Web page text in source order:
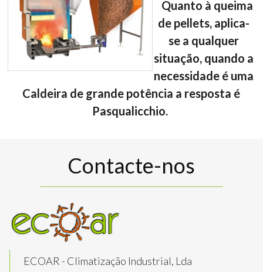
Quanto à queima
de pellets, aplica-
se a qualquer
situação, quando a
necessidade é uma
Caldeira de grande potência a resposta é
Pasqualicchio.
Contacte-nos
ECOAR - Climatização Industrial, Lda